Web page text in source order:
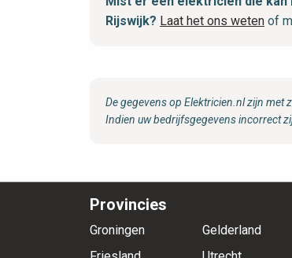
Rijswijk? Laat het ons weten of
De gegevens op Elektricien.nl zijn met
Indien uw bedrijfsgegevens incorrect
Provincies
Groningen
Gelderland